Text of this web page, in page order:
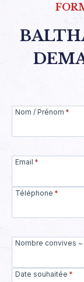
Nom / Prénom *
Email *
Téléphone *
Nombre convives ~
Date souhaitée *